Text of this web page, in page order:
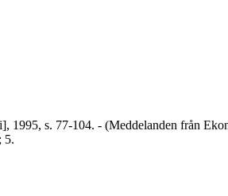
s. 77-104. - (Meddelanden från
5.